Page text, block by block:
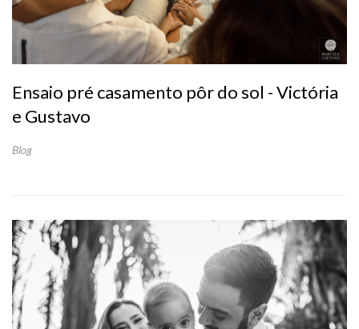
Ensaio pré casamento pôr do sol - Victória
e Gustavo
Blog